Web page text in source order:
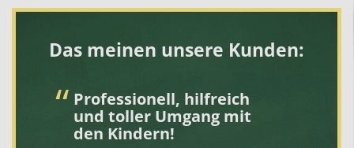
Das meinen unsere Kunden:
Professionell, hilfreich
und toller Umgang mit
den Kindern!